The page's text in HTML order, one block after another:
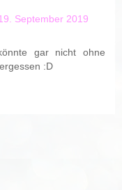
September 2019
gar nicht ohne
:D